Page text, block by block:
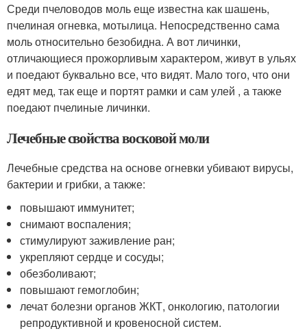
Среди пчеловодов моль еще известна как шашень,
пчелиная огневка, мотылица. Непосредственно сама
моль относительно безобидна. А вот личинки,
отличающиеся прожорливым характером, живут в ульях
и поедают буквально все, что видят. Мало того, что они
едят мед, так еще и портят рамки и сам улей , а также
поедают пчелиные личинки.
Лечебные свойства восковой моли
Лечебные средства на основе огневки убивают вирусы,
бактерии и грибки, а также:
повышают иммунитет;
снимают воспаления;
стимулируют заживление ран;
укрепляют сердце и сосуды;
обезболивают;
повышают гемоглобин;
лечат болезни органов ЖКТ, онкологию, патологии
репродуктивной и кровеносной систем.